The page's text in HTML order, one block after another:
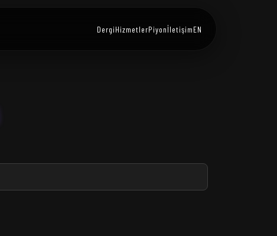
DergiHizmetlerPiyonİletişimEN